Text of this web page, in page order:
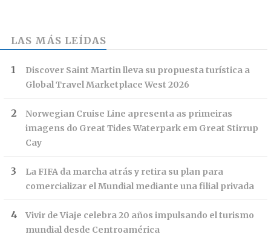
LAS MÁS LEÍDAS
Discover Saint Martin lleva su propuesta turística a
Global Travel Marketplace West 2026
Norwegian Cruise Line apresenta as primeiras
imagens do Great Tides Waterpark em Great Stirrup
Cay
La FIFA da marcha atrás y retira su plan para
comercializar el Mundial mediante una filial privada
Vivir de Viaje celebra 20 años impulsando el turismo
mundial desde Centroamérica